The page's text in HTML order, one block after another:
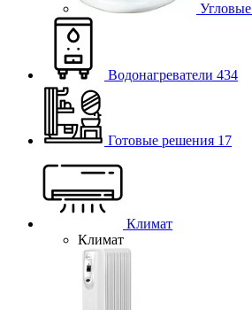
Угловые
Водонагреватели 434
Готовые решения 17
Климат
Климат